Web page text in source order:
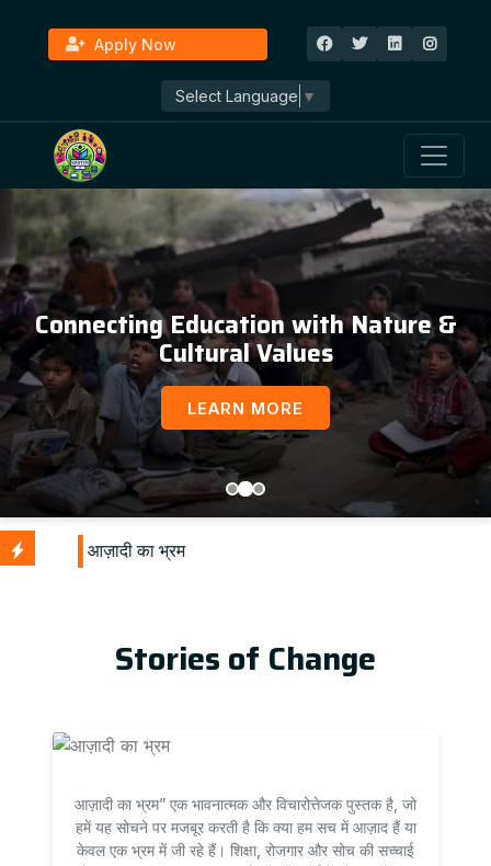
Apply Now
Select Language ▼
Connecting Education with Nature &
Cultural Values
LEARN MORE
Stories of Change
आज़ादी का भ्रम” एक भावनात्मक और विचारोत्तेजक पुस्तक है, जो
हमें यह सोचने पर मजबूर करती है कि क्या हम सच में आज़ाद हैं या
केवल एक भ्रम में जी रहे हैं। शिक्षा, रोजगार और सोच की सच्चाई